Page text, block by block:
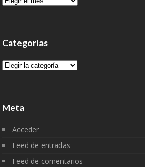
Categorías
Categorías
Meta
Acceder
Feed de entradas
Feed de comentarios